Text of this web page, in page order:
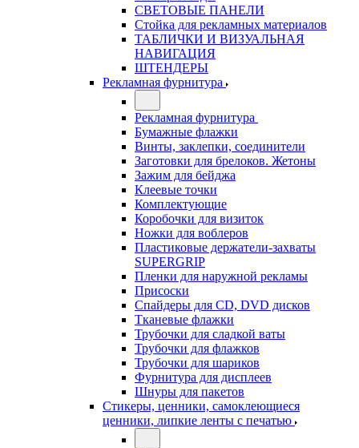
СВЕТОВЫЕ ПАНЕЛИ
Стойка для рекламных материалов
ТАБЛИЧКИ И ВИЗУАЛЬНАЯ
НАВИГАЦИЯ
ШТЕНДЕРЫ
Рекламная фурнитура
Рекламная фурнитура
Бумажные флажки
Винты, заклепки, соединители
Заготовки для брелоков. Жетоны
Зажим для бейджа
Клеевые точки
Комплектующие
Коробочки для визиток
Ножки для воблеров
Пластиковые держатели-захваты
SUPERGRIP
Пленки для наружной рекламы
Присоски
Спайдеры для CD, DVD дисков
Тканевые флажки
Трубочки для сладкой ваты
Трубочки для флажков
Трубочки для шариков
Фурнитура для дисплеев
Шнуры для пакетов
Стикеры, ценники, самоклеющиеся
ценники, липкие ленты с печатью